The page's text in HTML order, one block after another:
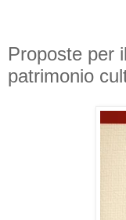
Proposte per
patrimonio